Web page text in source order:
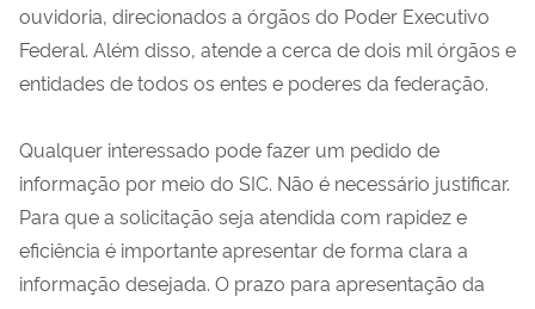
ouvidoria, direcionados a órgãos do Poder Executivo
Federal. Além disso, atende a cerca de dois mil órgãos e
entidades de todos os entes e poderes da federação.
Qualquer interessado pode fazer um pedido de
informação por meio do SIC. Não é necessário justificar.
Para que a solicitação seja atendida com rapidez e
eficiência é importante apresentar de forma clara a
informação desejada. O prazo para apresentação da